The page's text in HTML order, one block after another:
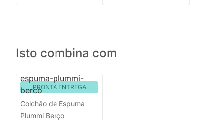
Isto combina com
PRONTA ENTREGA
Colchão de Espuma
Plummi Berço